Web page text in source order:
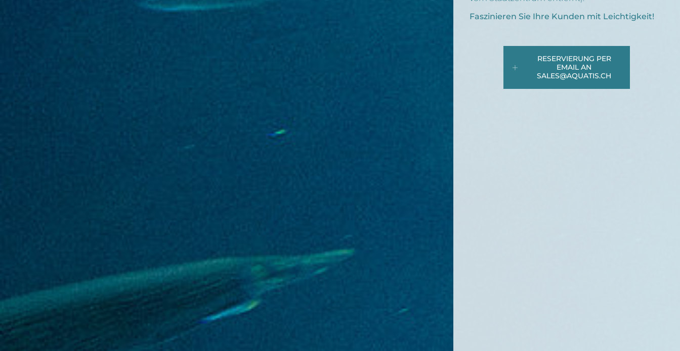
Faszinieren Sie Ihre Kunden mit Leichtigkeit!
RESERVIERUNG PER
EMAIL AN
SALES@AQUATIS.CH